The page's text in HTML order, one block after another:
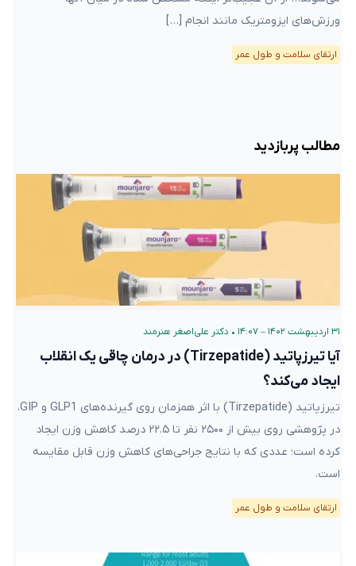
ورزش‌های ایزومتریک مانند انجام […]
ارتقای سلامت و طول عمر
مطالب پربازدید
۳۱ اردیبهشت ۱۴۰۲ – ۱۴:۰۷ • دکتر علی‌اصغر هنرمند
آیا تیرزپاتید (Tirzepatide) در درمان چاقی یک انقلاب
ایجاد می‌کند؟
تیرزپاتید (Tirzepatide) با اثر همزمان روی گیرنده‌های GLP1 و GIP،
در پژوهشی روی بیش از ۲۵۰۰ نفر تا ۲۲.۵ درصد کاهش وزن ایجاد
کرده است؛ عددی که با نتایج جراحی‌های کاهش وزن قابل مقایسه
است.
ارتقای سلامت و طول عمر